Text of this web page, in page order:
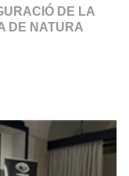
DE LA
DE NATURA